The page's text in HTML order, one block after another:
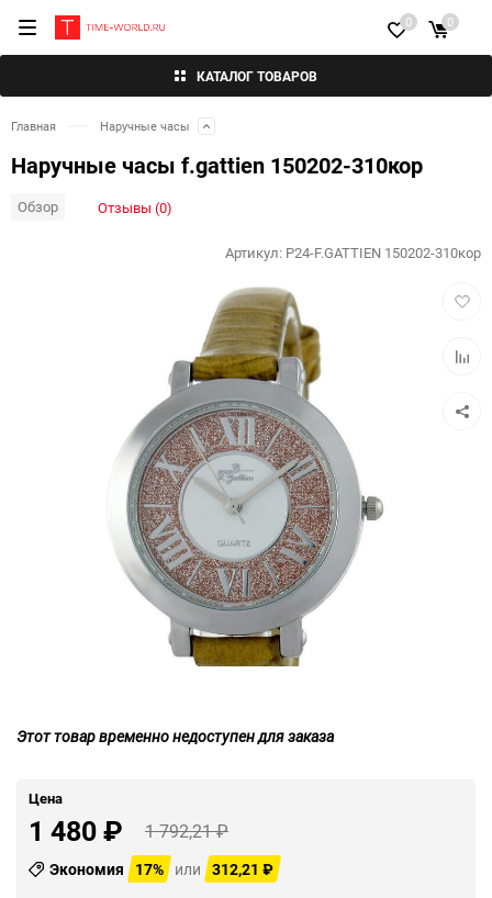
КАТАЛОГ ТОВАРОВ
0 0
Главная Наручные часы
Наручные часы f.gattien 150202-310кор
Обзор Отзывы (0)
Артикул: P24-F.GATTIEN 150202-310кор
Этот товар временно недоступен для заказа
Цена
1 480₽ 1 792,21₽
Экономия 17% или 312,21 ₽